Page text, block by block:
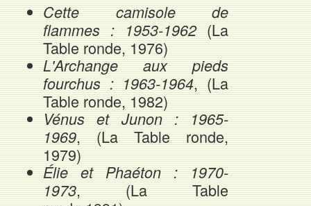
Cette camisole de
flammes : 1953-1962(La
Table ronde, 1976)
L'Archange aux pieds
fourchus : 1963-1964, (La
Table ronde, 1982)
Vénus et Junon : 1965-
1969, (La Table ronde,
1979)
Élie et Phaéton : 1970-
1973, (La Table